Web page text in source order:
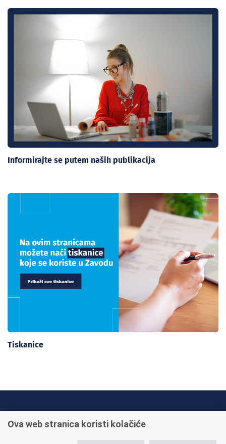
Informirajte se putem naših publikacija
Tiskanice
+385 1 45 95 011
Ova web stranica koristi kolačiće